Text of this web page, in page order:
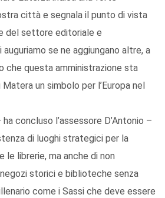
città e segnala il punto di vista
del settore editoriale e
se ne aggiungano altre, a
che questa amministrazione sta
un simbolo per l’Europa nel
concluso l’assessore D’Antonio –
di luoghi strategici per la
le librerie, ma anche di non
storici e biblioteche senza
come i Sassi che deve essere